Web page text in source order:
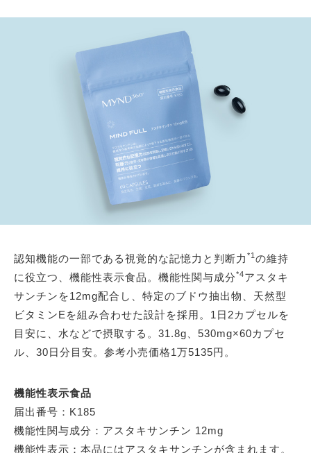
認知機能の一部である視覚的な記憶力と判断力 *1 の維持
に役立つ、機能性表示食品。機能性関与成分*4アスタキ
サンチンを12mg配合し、特定のブドウ抽出物、天然型
ビタミンEを組み合わせた設計を採用。1日2カプセルを
目安に、水などで摂取する。31.8g、530mg×60カプセ
ル、30日分目安。参考小売価格1万5135円。
機能性表示食品
届出番号：K185
機能性関与成分：アスタキサンチン 12mg
機能性表示：本品にはアスタキサンチンが含まれます。